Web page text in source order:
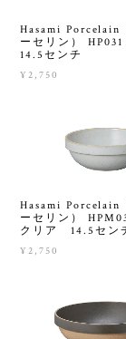
Hasami Porcelain
ーセリン）
14.5センチ
¥2,750
Hasami Porcelain
ーセリン）
クリア 14.5セン
¥2,750